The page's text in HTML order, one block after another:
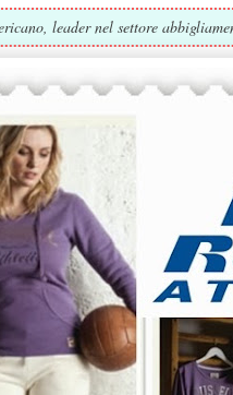
leader nel settore